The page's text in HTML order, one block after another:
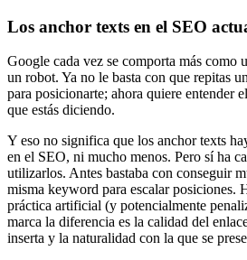
Los anchor texts en el SEO
Google cada vez se comporta más como
un robot. Ya no le basta con que repitas
para posicionarte; ahora quiere entender
que estás diciendo.
Y eso no significa que los anchor texts
en el SEO, ni mucho menos. Pero sí ha
utilizarlos. Antes bastaba con conseguir
misma keyword para escalar posiciones.
práctica artificial (y potencialmente
marca la diferencia es la calidad del
inserta y la naturalidad con la que se